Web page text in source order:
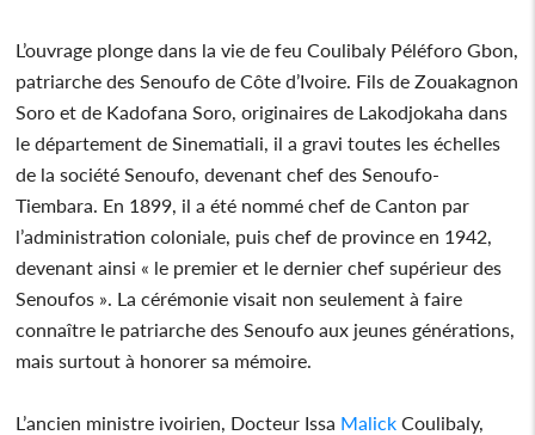
L’ouvrage plonge dans la vie de feu Coulibaly Péléforo Gbon,
patriarche des Senoufo de Côte d’Ivoire. Fils de Zouakagnon
Soro et de Kadofana Soro, originaires de Lakodjokaha dans
le département de Sinematiali, il a gravi toutes les échelles
de la société Senoufo, devenant chef des Senoufo-
Tiembara. En 1899, il a été nommé chef de Canton par
l’administration coloniale, puis chef de province en 1942,
devenant ainsi « le premier et le dernier chef supérieur des
Senoufos ». La cérémonie visait non seulement à faire
connaître le patriarche des Senoufo aux jeunes générations,
mais surtout à honorer sa mémoire.
L’ancien ministre ivoirien, Docteur Issa Malick Coulibaly,